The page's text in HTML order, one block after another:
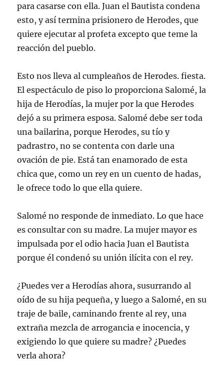
para casarse con ella. Juan el Bautista condena
esto, y así termina prisionero de Herodes, que
quiere ejecutar al profeta excepto que teme la
reacción del pueblo.
Esto nos lleva al cumpleaños de Herodes. fiesta.
El espectáculo de piso lo proporciona Salomé, la
hija de Herodías, la mujer por la que Herodes
dejó a su primera esposa. Salomé debe ser toda
una bailarina, porque Herodes, su tío y
padrastro, no se contenta con darle una
ovación de pie. Está tan enamorado de esta
chica que, como un rey en un cuento de hadas,
le ofrece todo lo que ella quiere.
Salomé no responde de inmediato. Lo que hace
es consultar con su madre. La mujer mayor es
impulsada por el odio hacia Juan el Bautista
porque él condenó su unión ilícita con el rey.
¿Puedes ver a Herodías ahora, susurrando al
oído de su hija pequeña, y luego a Salomé, en su
traje de baile, caminando frente al rey, una
extraña mezcla de arrogancia e inocencia, y
exigiendo lo que quiere su madre? ¿Puedes
verla ahora?